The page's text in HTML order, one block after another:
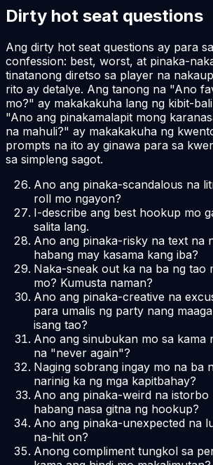
Dirty hot seat questions
Ang dirty hot seat questions ay para
confession: best, worst, at pinaka-
tinatanong diretso sa player na
rito ay detalye. Ang tanong na "Ano
mo?" ay makakakuha lang ng kibit-
"Ano ang pinakamalapit mong
na mahuli?" ay makakakuha ng
prompts na ito ay ginawa para sa
sa simpleng sagot.
Ano ang pinaka-scandalous na
roll mo ngayon?
I-describe ang best hookup mo
salita lang.
Ano ang pinaka-risky na text na
habang may kasama kang iba?
Naka-sneak out ka na ba ng tao
mo? Kumusta naman?
Ano ang pinaka-creative na
para umalis ng party nang
isang tao?
Ano ang sinubukan mo sa kama
na "never again"?
Naging sobrang ingay mo na ba
narinig ka ng mga kapitbahay?
Ano ang pinaka-weird na istorbo
habang nasa gitna ng hookup?
Ano ang pinaka-unexpected na
na-hit on?
Anong compliment tungkol sa